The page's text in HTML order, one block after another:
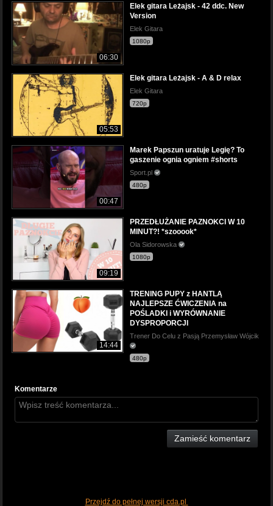
06:30
Elek gitara Leżajsk - 42 ddc. New
Version
Elek Gitara
1080p
05:53
Elek gitara Leżajsk - A & D relax
Elek Gitara
720p
00:47
Marek Papszun uratuje Legię? To
gaszenie ognia ogniem #shorts
Sport.pl
480p
09:19
PRZEDŁUŻANIE PAZNOKCI W 10
MINUT?! *szooook*
Ola Sidorowska
1080p
14:44
TRENING PUPY z HANTLĄ
NAJLEPSZE ĆWICZENIA na
POŚLADKI i WYRÓWNANIE
DYSPROPORCJI
Trener Do Celu z Pasją Przemysław Wójcik
480p
Komentarze
Zamieść komentarz
Przejdź do pełnej wersji cda.pl